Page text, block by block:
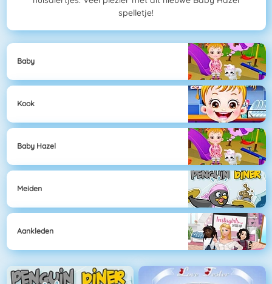
spelletje!
Baby
Kook
Baby Hazel
Meiden
Aankleden